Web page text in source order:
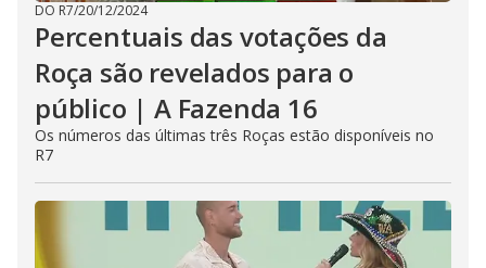
DO R7/20/12/2024
Percentuais das votações da
Roça são revelados para o
público | A Fazenda 16
Os números das últimas três Roças estão disponíveis no
R7